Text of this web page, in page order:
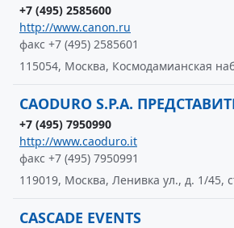
+7 (495) 2585600
http://www.canon.ru
факс +7 (495) 2585601
115054, Москва, Космодамианская
CAODURO S.Р.A.
+7 (495) 7950990
http://www.caoduro.it
факс +7 (495) 7950991
119019, Москва, Ленивка ул., д. 1/45,
CASCADE EVENTS